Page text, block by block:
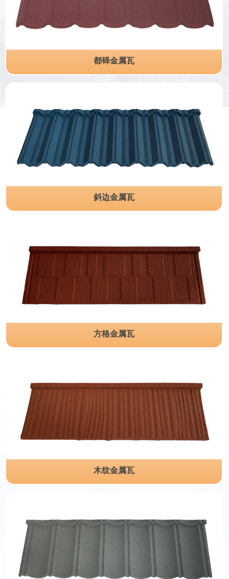
都铎金属瓦
斜边金属瓦
方格金属瓦
木纹金属瓦